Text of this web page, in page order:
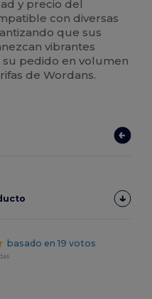
y precio del
con diversas
que sus
vibrantes
su pedido en volumen
de Wordans.
basado en 19 votos